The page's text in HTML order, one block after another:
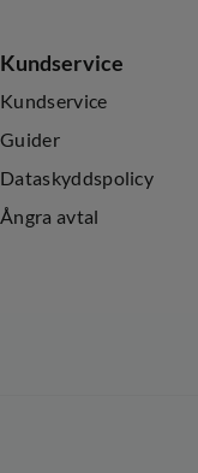
Kundservice
Kundservice
Guider
Dataskyddspolicy
Ångra avtal